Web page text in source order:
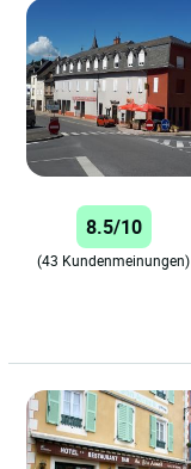
8.5/10
(43 Kundenmeinungen)